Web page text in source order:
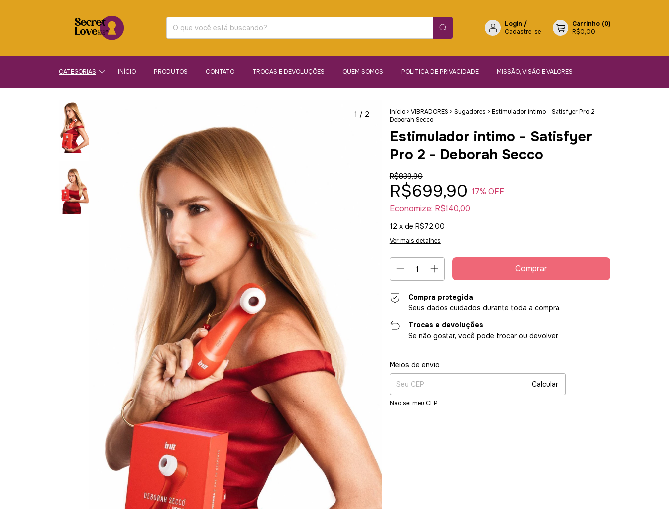
Login /
Cadastre-se
Carrinho (0)
R$0,00
CATEGORIAS INÍCIO PRODUTOS CONTATO TROCAS E DEVOLUÇÕES QUEM SOMOS POLÍTICA DE PRIVACIDADE MISSÃO, VISÃO E VALORES
1 / 2 Início >VIBRADORES > Sugadores > Estimulador intimo - Satisfyer Pro 2 -
Deborah Secco
Estimulador intimo - Satisfyer
Pro 2 - Deborah Secco
R$839,90
R$699,90 17% OFF
Economize: R$140,00
12 x de R$72,00
Ver mais detalhes
Compra protegida
Seus dados cuidados durante toda a compra.
Trocas e devoluções
Se não gostar, você pode trocar ou devolver.
Entregas para o CEP:
Meios de envio
Calcular
Não sei meu CEP